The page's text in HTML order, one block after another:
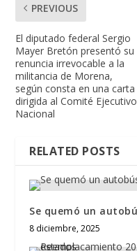
PREVIOUS
El diputado federal Sergio
Mayer Bretón presentó su
renuncia irrevocable a la
militancia de Morena,
según consta en una carta
dirigida al Comité Ejecutivo
Nacional
RELATED POSTS
Se quemó un
8 diciembre, 2025